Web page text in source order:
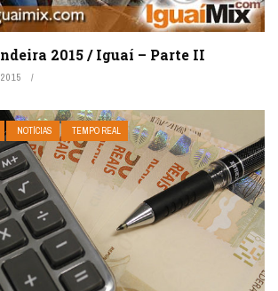
2015 / Iguaí – Parte II
NOTÍCIAS TEMPO REAL